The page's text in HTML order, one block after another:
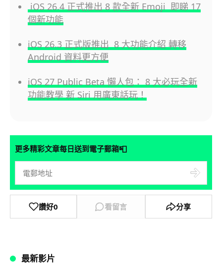
iOS 26.4 正式推出 8 款全新 Emoji 即睇 17
個新功能
iOS 26.3 正式版推出 8 大功能介紹 轉移
Android 資料更方便
iOS 27 Public Beta 懶人包： 8 大必玩全新
功能教學 新 Siri 用廣東話玩！
更多精彩文章每日送到電子郵箱📮
讚好0 看留言 分享
最新影片